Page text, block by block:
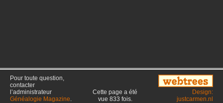
Pour toute question,
contacter
l’administrateur
Généalogie Magazine.
Cette page a été
vue 833 fois.
Design:
justcarmen.nl